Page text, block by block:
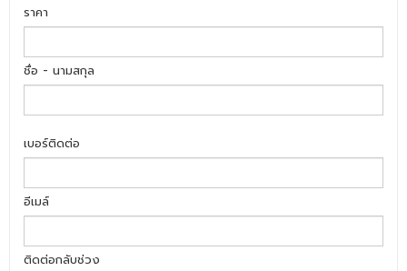
ราคา
ชื่อ - นามสกุล
เบอร์ติดต่อ
อีเมล์
ติดต่อกลับช่วง